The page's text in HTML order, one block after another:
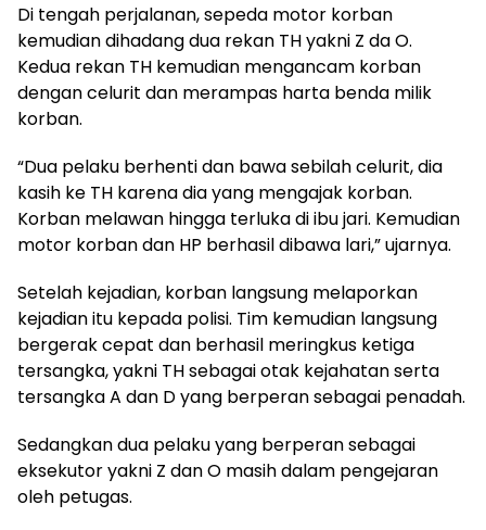
Di tengah perjalanan, sepeda motor korban
kemudian dihadang dua rekan TH yakni Z da O.
Kedua rekan TH kemudian mengancam korban
dengan celurit dan merampas harta benda milik
korban.
“Dua pelaku berhenti dan bawa sebilah celurit, dia
kasih ke TH karena dia yang mengajak korban.
Korban melawan hingga terluka di ibu jari. Kemudian
motor korban dan HP berhasil dibawa lari,” ujarnya.
Setelah kejadian, korban langsung melaporkan
kejadian itu kepada polisi. Tim kemudian langsung
bergerak cepat dan berhasil meringkus ketiga
tersangka, yakni TH sebagai otak kejahatan serta
tersangka A dan D yang berperan sebagai penadah.
Sedangkan dua pelaku yang berperan sebagai
eksekutor yakni Z dan O masih dalam pengejaran
oleh petugas.